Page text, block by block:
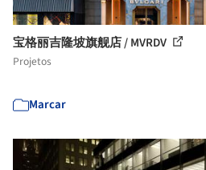
宝格丽吉隆坡旗舰店 / MVRDV
Projetos
Marcar